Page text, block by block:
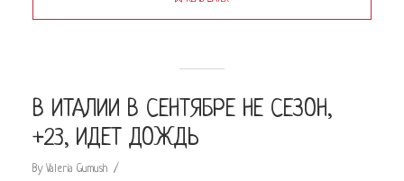
В ИТАЛИИ В СЕНТЯБРЕ НЕ СЕЗОН,
+23, ИДЕТ ДОЖДЬ
By Valeria Gumush